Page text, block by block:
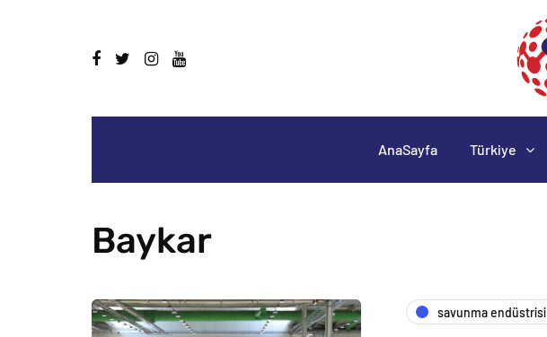
AnaSayfa Türkiye
Baykar
savunma endüstrisi